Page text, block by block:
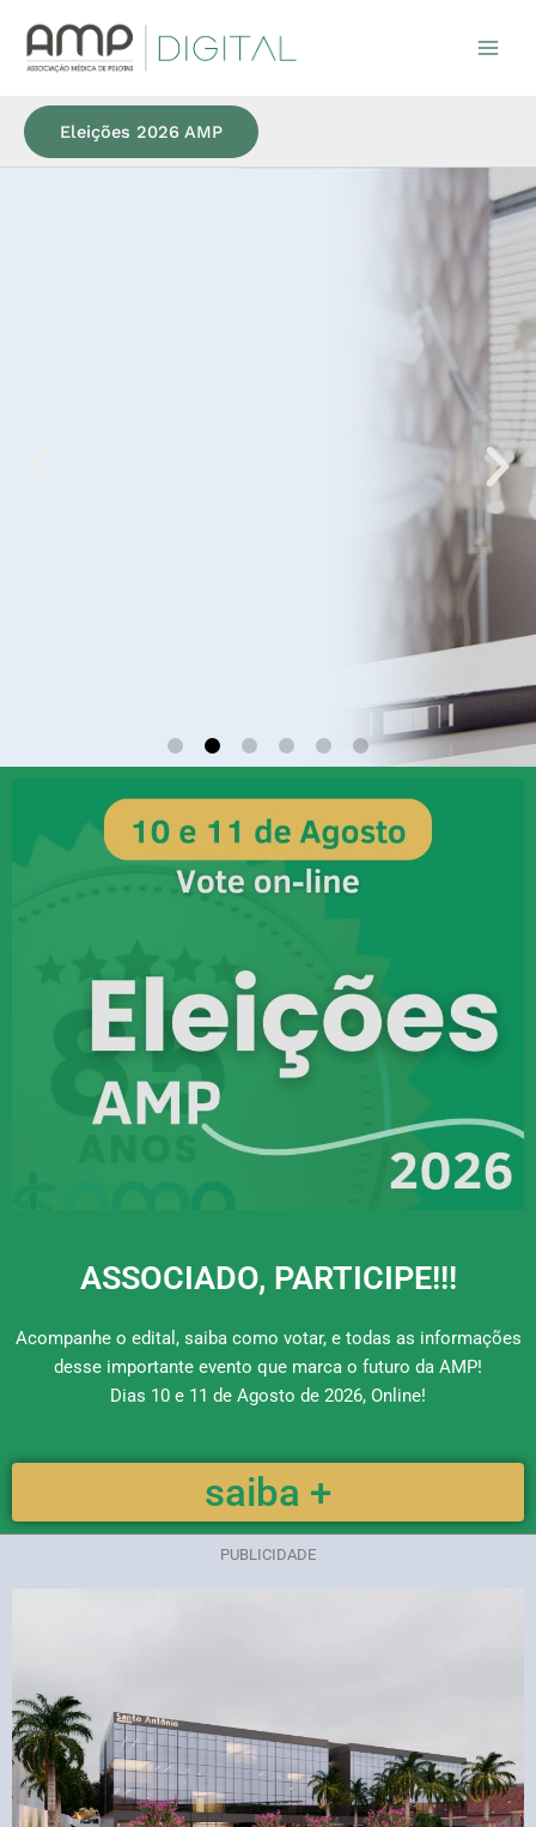
para
Eleições 2026 AMP
ASSOCIADO, PARTICIPE!!!
Acompanhe o edital, saiba como votar, e todas as informações
desse importante evento que marca o futuro da AMP!
Dias 10 e 11 de Agosto de 2026, Online!
saiba +
PUBLICIDADE